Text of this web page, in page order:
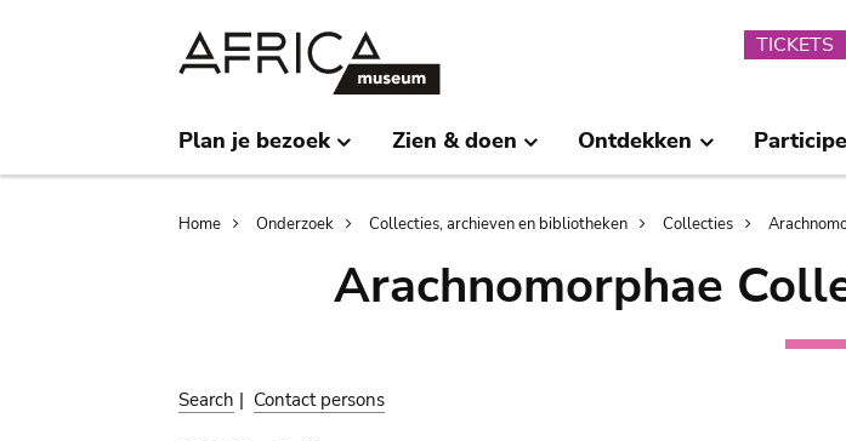
TICKETS
Plan je bezoek Zien & doen Ontdekken
Breadcrumb
Home Onderzoek Collecties, archieven en bibliotheken Collecties
Arachnomorphae
Search | Contact persons